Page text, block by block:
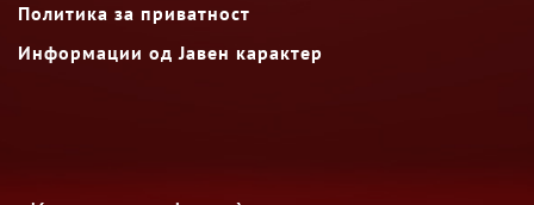
Политика за приватност
Информации од Јавен карактер